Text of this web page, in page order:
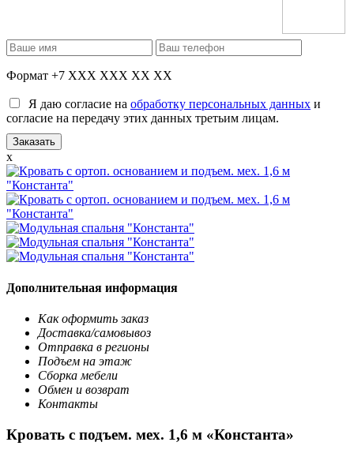
Формат +7 XXX XXX XX XX
Я даю согласие на обработку персональных данных и
согласие на передачу этих данных третьим лицам.
x
Дополнительная информация
Как оформить заказ
Доставка/самовывоз
Отправка в регионы
Подъем на этаж
Сборка мебели
Обмен и возврат
Контакты
Кровать с подъем. мех. 1,6 м «Константа»